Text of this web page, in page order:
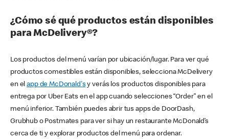
¿Cómo sé qué productos están disponibles
para McDelivery®?
Los productos del menú varían por ubicación/lugar. Para ver qué
productos comestibles están disponibles, selecciona McDelivery
en elapp de McDonald'sy verás los productos disponibles para
entrega por Uber Eats en el app cuando selecciones “Order” en el
menú inferior. También puedes abrir tus apps de DoorDash,
Grubhub o Postmates para ver si hay un restaurante McDonald’s
cerca de ti y explorar productos del menú para ordenar.